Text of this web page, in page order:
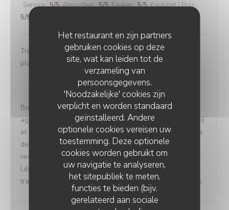
Het restaurant en zijn partners
gebruiken cookies op deze
site, wat kan leiden tot de
verzameling van
persoonsgegevens.
'Noodzakelijke' cookies zijn
verplicht en worden standaard
geïnstalleerd. Andere
optionele cookies vereisen uw
toestemming. Deze optionele
cookies worden gebruikt om
uw navigatie te analyseren,
het sitepubliek te meten,
functies te bieden (bijv.
gerelateerd aan sociale
Service:5/5 Atmosfeer:5/5 Keuken:5/5 Kwaliteit / Prijs :
5/5
Très belle découverte, un accueil très sympathique. Les
plats notamment les mezze sont délicieux.
Les Vignes du Liban Paris heeft op deze
beoordeling gereageerd
Bonjour Aurelie, merci pour votre évaluation ! C'est
agréable de savoir que vous avez apprécié notre accueil
et nos plats, notamment les mezze. Nous nous efforçons
de créer une expérience authentique dans notre
restaurant libanais. À très bientôt chez Les Vignes du
Liban Paris pour continuer à savourer notre cuisine
traditionnelle ! Elie & L'équipe des Vignes du Liban Paris